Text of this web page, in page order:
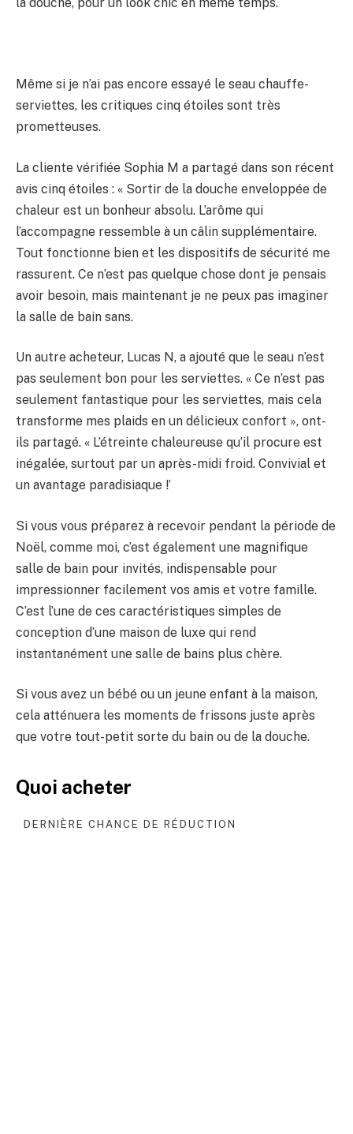
Même si je n’ai pas encore essayé le seau chauffe-
serviettes, les critiques cinq étoiles sont très
prometteuses.
La cliente vérifiée Sophia M a partagé dans son récent
avis cinq étoiles : « Sortir de la douche enveloppée de
chaleur est un bonheur absolu. L’arôme qui
l’accompagne ressemble à un câlin supplémentaire.
Tout fonctionne bien et les dispositifs de sécurité me
rassurent. Ce n’est pas quelque chose dont je pensais
avoir besoin, mais maintenant je ne peux pas imaginer
la salle de bain sans.
Un autre acheteur, Lucas N, a ajouté que le seau n’est
pas seulement bon pour les serviettes. « Ce n’est pas
seulement fantastique pour les serviettes, mais cela
transforme mes plaids en un délicieux confort », ont-
ils partagé. « L’étreinte chaleureuse qu’il procure est
inégalée, surtout par un après-midi froid. Convivial et
un avantage paradisiaque !’
Si vous vous préparez à recevoir pendant la période de
Noël, comme moi, c’est également une magnifique
salle de bain pour invités, indispensable pour
impressionner facilement vos amis et votre famille.
C’est l’une de ces caractéristiques simples de
conception d’une maison de luxe qui rend
instantanément une salle de bains plus chère.
Si vous avez un bébé ou un jeune enfant à la maison,
cela atténuera les moments de frissons juste après
que votre tout-petit sorte du bain ou de la douche.
Quoi acheter
DERNIÈRE CHANCE DE RÉDUCTION